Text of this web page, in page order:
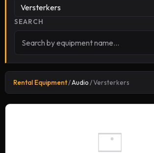
Versterkers
SEARCH
Rental Equipment/Audio/Versterkers